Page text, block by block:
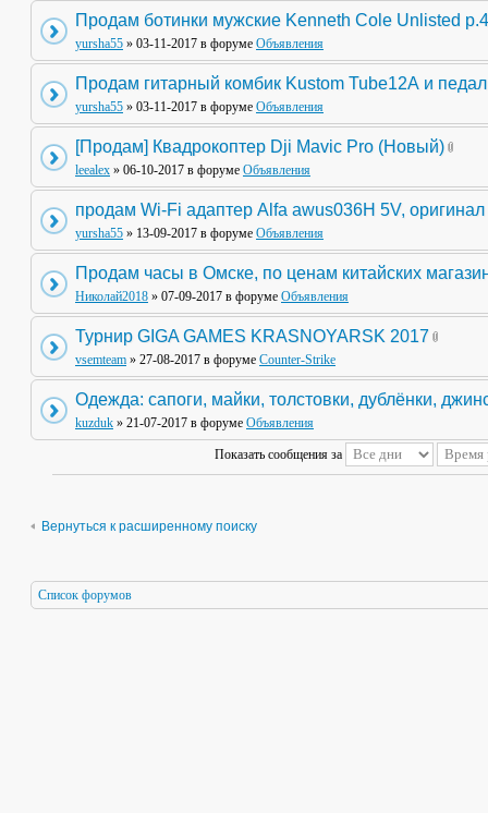
Продам ботинки мужские Kenneth Cole Unlisted
yursha55 » 03-11-2017 в форуме Объявления
Продам гитарный комбик Kustom Tube12А и
yursha55 » 03-11-2017 в форуме Объявления
[Продам] Квадрокоптер Dji Mavic Pro (Новый)
leealex » 06-10-2017 в форуме Объявления
продам Wi-Fi адаптер Alfa awus036H 5V, оригинал
yursha55 » 13-09-2017 в форуме Объявления
Продам часы в Омске, по ценам китайских
Николай2018 » 07-09-2017 в форуме Объявления
Турнир GIGA GAMES KRASNOYARSK 2017
vsemteam » 27-08-2017 в форуме Counter-Strike
Одежда: сапоги, майки, толстовки, дублёнки,
kuzduk » 21-07-2017 в форуме Объявления
Показать сообщения за
Вернуться к расширенному поиску
Список форумов